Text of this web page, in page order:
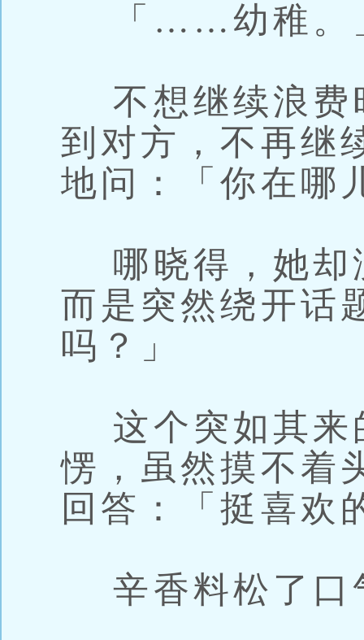
「……幼稚。
不想继续浪费
到对方，不再继
地问：「你在哪
哪晓得，她却
而是突然绕开话
吗？」
这个突如其来
愣，虽然摸不着
回答：「挺喜欢
辛香料松了口